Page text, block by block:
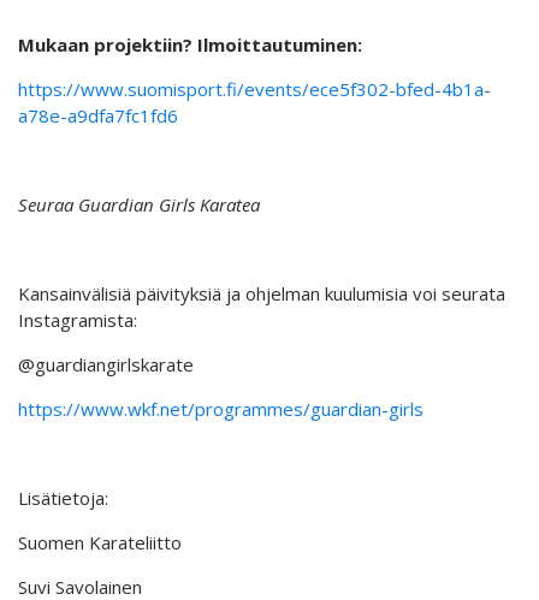
Mukaan projektiin? Ilmoittautuminen:
https://www.suomisport.fi/events/ece5f302-bfed-4b1a-
a78e-a9dfa7fc1fd6
Seuraa Guardian Girls Karatea
Kansainvälisiä päivityksiä ja ohjelman kuulumisia voi seurata
Instagramista:
@guardiangirlskarate
https://www.wkf.net/programmes/guardian-girls
Lisätietoja:
Suomen Karateliitto
Suvi Savolainen